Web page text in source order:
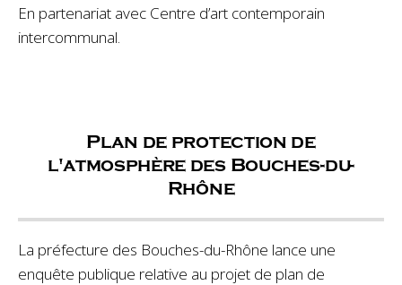
En partenariat avec Centre d’art contemporain
intercommunal.
Plan de protection de
l'atmosphère des Bouches-du-
Rhône
La préfecture des Bouches-du-Rhône lance une
enquête publique relative au projet de plan de